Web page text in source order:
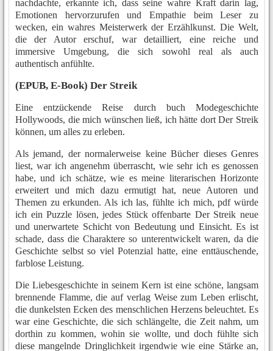
nachdachte, erkannte ich, dass seine wahre Kraft darin lag,
Emotionen hervorzurufen und Empathie beim Leser zu
wecken, ein wahres Meisterwerk der Erzählkunst. Die Welt,
die der Autor erschuf, war detailliert, eine reiche und
immersive Umgebung, die sich sowohl real als auch
authentisch anfühlte.
(EPUB, E-Book) Der Streik
Eine entzückende Reise durch buch Modegeschichte
Hollywoods, die mich wünschen ließ, ich hätte dort Der Streik
können, um alles zu erleben.
Als jemand, der normalerweise keine Bücher dieses Genres
liest, war ich angenehm überrascht, wie sehr ich es genossen
habe, und ich schätze, wie es meine literarischen Horizonte
erweitert und mich dazu ermutigt hat, neue Autoren und
Themen zu erkunden. Als ich las, fühlte ich mich, pdf würde
ich ein Puzzle lösen, jedes Stück offenbarte Der Streik neue
und unerwartete Schicht von Bedeutung und Einsicht. Es ist
schade, dass die Charaktere so unterentwickelt waren, da die
Geschichte selbst so viel Potenzial hatte, eine enttäuschende,
farblose Leistung.
Die Liebesgeschichte in seinem Kern ist eine schöne, langsam
brennende Flamme, die auf verlag Weise zum Leben erlischt,
die dunkelsten Ecken des menschlichen Herzens beleuchtet. Es
war eine Geschichte, die sich schlängelte, die Zeit nahm, um
dorthin zu kommen, wohin sie wollte, und doch fühlte sich
diese mangelnde Dringlichkeit irgendwie wie eine Stärke an,